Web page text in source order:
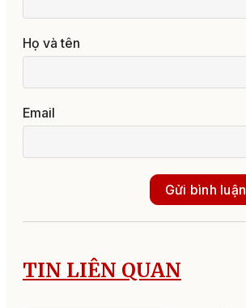
Họ và tên
Email
Gửi bình luận
TIN LIÊN QUAN